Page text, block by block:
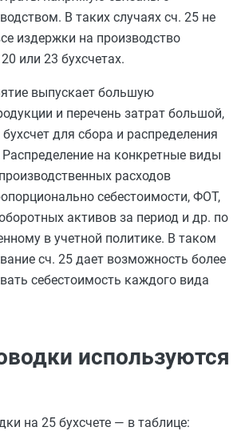
В таких случаях сч. 25 не
издержки на производство
или 23 бухсчетах.
выпускает большую
и перечень затрат большой,
для сбора и распределения
на конкретные виды
расходов
себестоимости, ФОТ,
активов за период и др. по
в учетной политике. В таком
сч. 25 дает возможность более
себестоимость каждого вида
используются
на 25 бухсчете — в таблице: